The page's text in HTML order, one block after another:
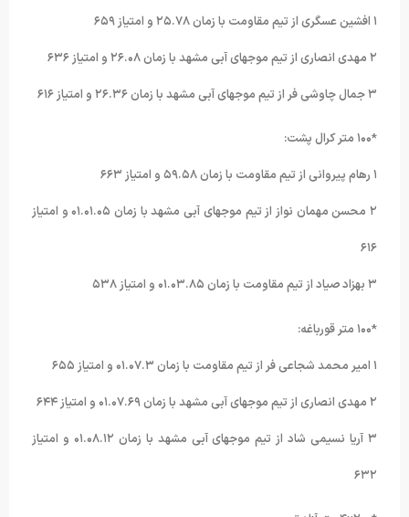
۲ مهدی انصاری از تیم موجهای آبی مشهد با زمان ۲۶.۰۸ و امتیاز ۶۳۶
۳ جمال چاوشی فر از تیم موجهای آبی مشهد با زمان ۲۶.۳۶ و امتیاز ۶۱۶
*۱۰۰ متر کرال پشت:
۲ محسن مهمان نواز از تیم موجهای آبی مشهد با زمان ۰۱.۰۱.۰۵ و امتیاز
۶۱۶
۳ بهزاد صیاد از تیم مقاومت با زمان ۰۱.۰۳.۸۵ و امتیاز ۵۳۸
*۱۰۰ متر قورباغه:
۲ مهدی انصاری از تیم موجهای آبی مشهد با زمان ۰۱.۰۷.۶۹ و امتیاز ۶۴۴
۳ آریا نسیمی شاد از تیم موجهای آبی مشهد با زمان ۰۱.۰۸.۱۲ و امتیاز
۶۳۲